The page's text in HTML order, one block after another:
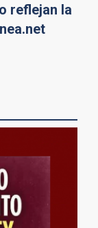
reflejan la